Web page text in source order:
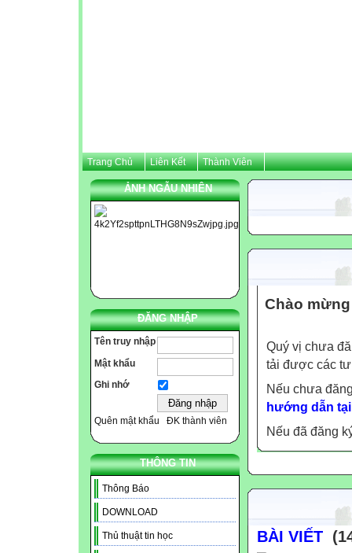
Trang Chủ Liên Kết Thành Viên
ẢNH NGẪU NHIÊN
ĐĂNG NHẬP
Tên truy nhập
Mật khẩu
Ghi nhớ
Quên mật khẩu ĐK thành viên
THÔNG TIN
Thông Báo
DOWNLOAD
Thủ thuật tin học
Chào
Quý vị chưa
tải được các
Nếu chưa
hướng dẫn
Nếu đã đăng
BÀI VIẾT